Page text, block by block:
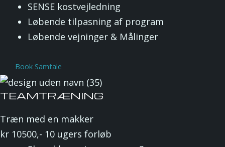
SENSE kostvejledning
Løbende tilpasning af program
Løbende vejninger & Målinger
Book Samtale
TEAMTRÆNING
Træn med en makker
kr 10500,- 10 ugers forløb